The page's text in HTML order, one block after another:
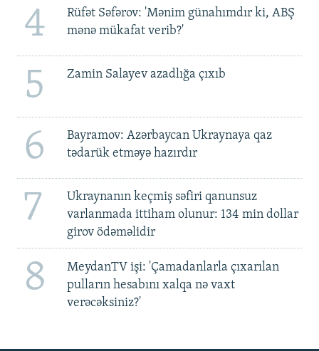
4
Rüfət Səfərov: 'Mənim günahımdır ki, ABŞ
mənə mükafat verib?'
5 Zamin Salayev azadlığa çıxıb
6
Bayramov: Azərbaycan Ukraynaya qaz
tədarük etməyə hazırdır
7
Ukraynanın keçmiş səfiri qanunsuz
varlanmada ittiham olunur: 134 min dollar
girov ödəməlidir
8
MeydanTV işi: 'Çamadanlarla çıxarılan
pulların hesabını xalqa nə vaxt
verəcəksiniz?'